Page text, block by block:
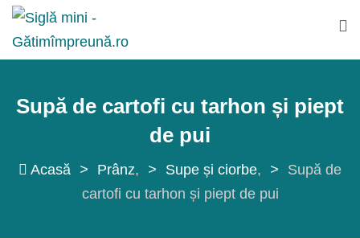
Sări
conținut
Supă de cartofi cu tarhon și piept
de pui
Acasă > Prânz > Supe și ciorbe >
Supă de
cartofi cu tarhon și piept de pui